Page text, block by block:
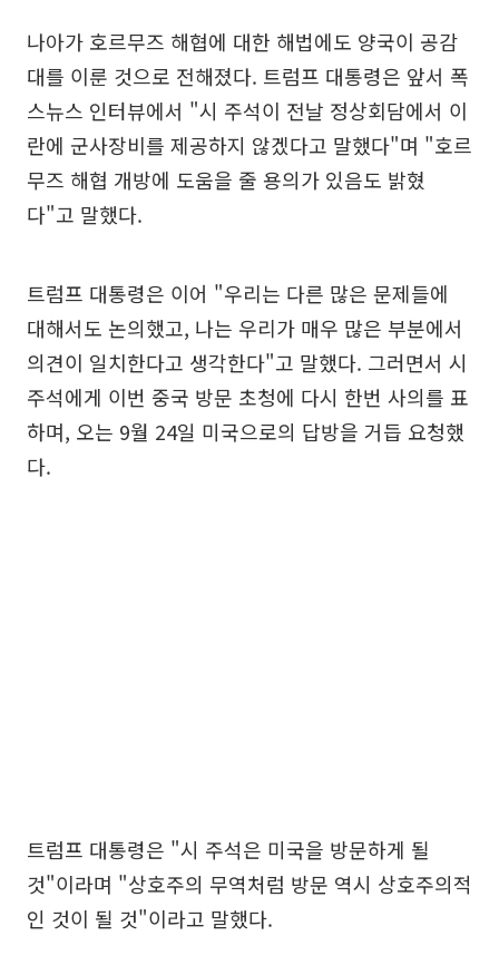
나아가 호르무즈 해협에 대한 해법에도 양국이 공감
대를 이룬 것으로 전해졌다. 트럼프 대통령은 앞서 폭
스뉴스 인터뷰에서 "시 주석이 전날 정상회담에서 이
란에 군사장비를 제공하지 않겠다고 말했다"며 "호르
무즈 해협 개방에 도움을 줄 용의가 있음도 밝혔
다"고 말했다.
트럼프 대통령은 이어 "우리는 다른 많은 문제들에
대해서도 논의했고, 나는 우리가 매우 많은 부분에서
의견이 일치한다고 생각한다"고 말했다. 그러면서 시
주석에게 이번 중국 방문 초청에 다시 한번 사의를 표
하며, 오는 9월 24일 미국으로의 답방을 거듭 요청했
다.
트럼프 대통령은 "시 주석은 미국을 방문하게 될
것"이라며 "상호주의 무역처럼 방문 역시 상호주의적
인 것이 될 것"이라고 말했다.